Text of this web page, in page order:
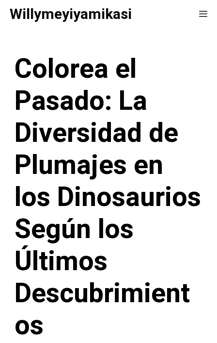
Saltar
Willymeyiyamikasi
Colorea el
Pasado: La
Diversidad de
Plumajes en
los Dinosaurios
Según los
Últimos
Descubrimient
os